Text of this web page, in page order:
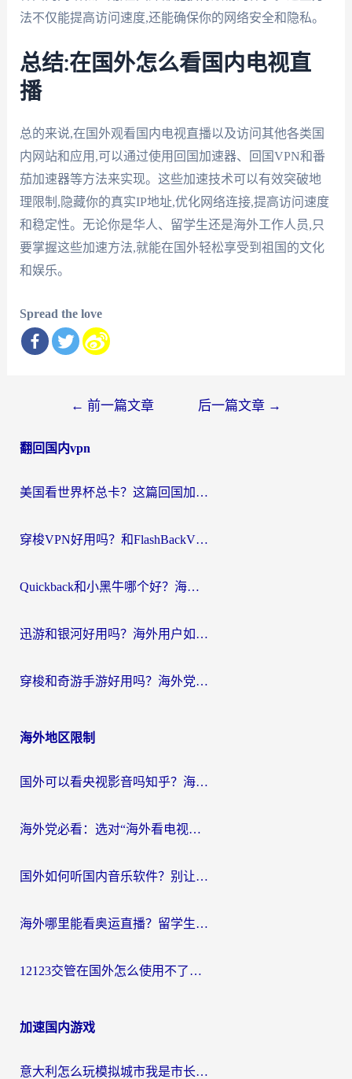
法不仅能提高访问速度,还能确保你的网络安全和隐私。
总结:在国外怎么看国内电视直
播
总的来说,在国外观看国内电视直播以及访问其他各类国
内网站和应用,可以通过使用回国加速器、回国VPN和番
茄加速器等方法来实现。这些加速技术可以有效突破地
理限制,隐藏你的真实IP地址,优化网络连接,提高访问速度
和稳定性。无论你是华人、留学生还是海外工作人员,只
要掌握这些加速方法,就能在国外轻松享受到祖国的文化
和娱乐。
Spread the love
导
← 前一篇文章 后一篇文章 →
翻回国内vpn
美国看世界杯总卡？这篇回国加速器指南帮你无缝刷国内资源（附苹果手机VPN设置步骤）
穿梭VPN好用吗？和FlashBackVPN对比哪个回国效果更好？
Quickback和小黑牛哪个好？海外党亲测指南，选对回国加速器秒回国内
迅游和银河好用吗？海外用户如何选择回国加速器实现无缝访问国内资源
穿梭和奇游手游好用吗？海外党亲测3款回国加速器，附蜜蜂加速器七天试用攻略
海外地区限制
国外可以看央视影音吗知乎？海外党亲测有效的回国加速方案
海外党必看：选对“海外看电视剧软件”，再也不用愁国内剧刷不了
国外如何听国内音乐软件？别让地域限制，断了你的中文歌单
海外哪里能看奥运直播？留学生&海外华人必看的体育赛事观赛终极指南
12123交管在国外怎么使用不了？海外华人必看的无缝访问国内资源指南
加速国内游戏
意大利怎么玩模拟城市我是市长？海外党国服游戏加速终极攻略（附三国3量子特攻解决办法）